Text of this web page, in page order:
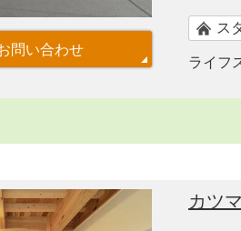
ス
ライフ
カツ